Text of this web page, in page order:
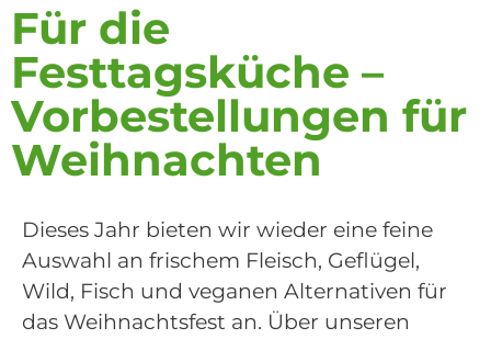
Für die
Festtagsküche –
Vorbestellungen für
Weihnachten
Dieses Jahr bieten wir wieder eine feine
Auswahl an frischem Fleisch, Geflügel,
Wild, Fisch und veganen Alternativen für
das Weihnachtsfest an. Über unseren